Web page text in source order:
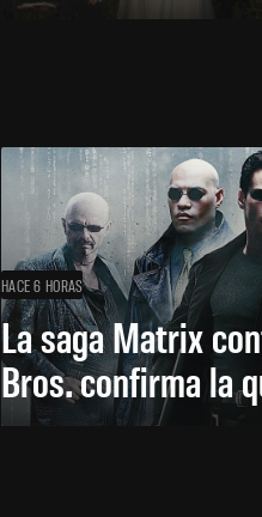
HACE 6 HORAS
La saga Matrix
Bros. confirma la